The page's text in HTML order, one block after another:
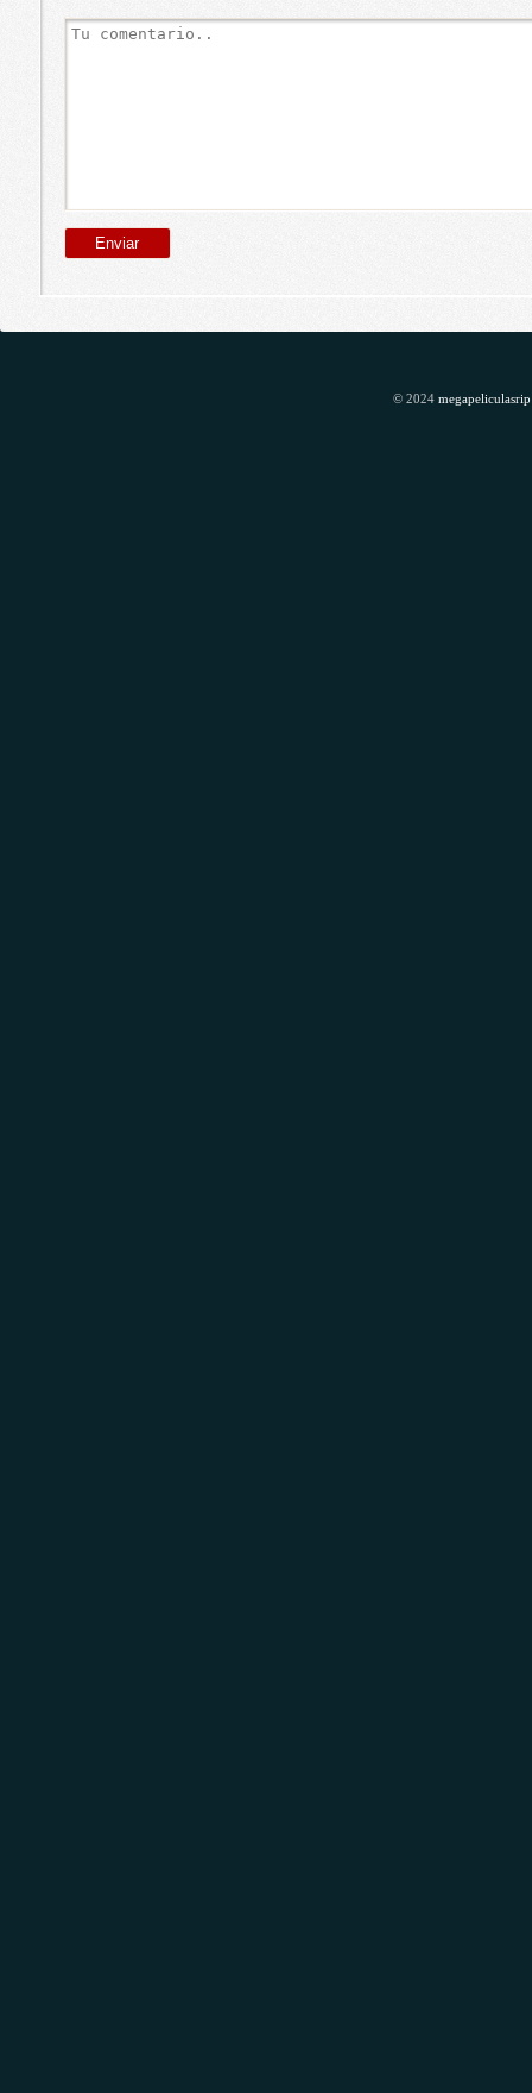
© 2024 megapeliculasrip